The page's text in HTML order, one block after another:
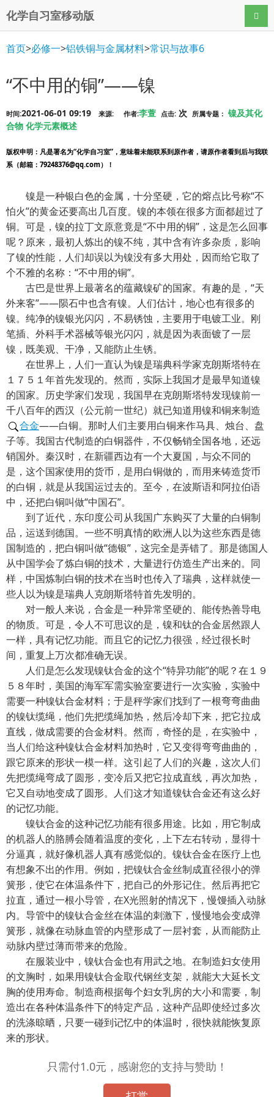
化学自习室移动版 导航
首页>必修一>铝铁铜与金属材料>常识与故事6
“不中用的铜”——镍
时间:2021-06-01 09:19 来源: 作者:李萱 点击: 次 所属专题： 镍及其化
合物 化学元素概述
版权申明 ：凡是署名为“化学自习室”，意味着未能联系到原作者，请原作者看到后与我联
系（邮箱：79248376@qq.com）！
镍是一种银白色的金属，十分坚硬，它的熔点比号称“不
怕火”的黄金还要高出几百度。镍的本领在很多方面都超过了
铜。可是，镍的拉丁文原意竟是“不中用的铜”，这是怎么回事
呢？原来，最初人炼出的镍不纯，其中含有许多杂质，影响
了镍的性能，人们却误以为镍没有多大用处，因而给它取了
个不雅的名称：“不中用的铜”。
古巴是世界上最著名的蕴藏镍矿的国家。有趣的是，“天
外来客”——陨石中也含有镍。人们估计，地心也有很多的
镍。纯净的镍银光闪闪，不易锈蚀，主要用于电镀工业。刚
笔插、外科手术器械等银光闪闪，就是因为表面镀了一层
镍，既美观、干净，又能防止生锈。
在世界上，人们一直认为镍是瑞典科学家克朗斯塔特在
１７５１年首先发现的。然而，实际上我国才是最早知道镍
的国家。历史学家们发现，我国早在克朗斯塔特发现镍前一
千八百年的西汉（公元前一世纪）就已知道用镍和铜来制造
合金——白铜。那时人们主要用白铜来作马具、烛台、盘
子等。我国古代制造的白铜器件，不仅畅销全国各地，还远
销国外。秦汉时，在新疆西边有一个大夏国，与众不同的
是，这个国家使用的货币，是用白铜做的，而用来铸造货币
的白铜，就是从我国运过去的。至今，在波斯语和阿拉伯语
中，还把白铜叫做“中国石”。
到了近代，东印度公司从我国广东购买了大量的白铜制
品，运送到德国。一些不明真情的欧洲人以为这些东西是德
国制造的，把白铜叫做“德银”，这完全是弄错了。那是德国人
从中国学会了炼白铜的技术，大量进行仿造生产出来的。同
样，中国炼制白铜的技术在当时也传入了瑞典，这样就使一
些人以为镍是瑞典人克朗斯塔特首先发明的。
对一般人来说，合金是一种异常坚硬的、能传热善导电
的物质。可是，令人不可思议的是，镍和钛的合金居然跟人
一样，具有记忆功能。而且它的记忆力很强，经过很长时
间，重复上万次都准确无误。
人们是怎么发现镍钛合金的这个“特异功能”的呢？在１９
５８年时，美国的海军军需实验室要进行一次实验，实验中
需要一种镍钛合金材料；于是秤学家们找到了一根弯弯曲曲
的镍钛缆绳，他们先把缆绳加热，然后冷却下来，把它拉成
直线，做成需要的合金材料。然而，奇怪的是，在实验中，
当人们给这种镍钛合金材料加热时，它又变得弯弯曲曲的，
跟它原来的形状一模一样。这引起了人们的兴趣，这次人们
先把缆绳弯成了圆形，变冷后又把它拉成直线，再次加热，
它又自动地变成了圆形。人们这才知道镍钛合金还有这么好
的记忆功能。
镍钛合金的这种记忆功能有很多用途。比如，用它制成
的机器人的胳膊会随着温度的变化，上下左右转动，显得十
分逼真，就好像机器人真有感觉似的。镍钛合金在医疗上也
有想象不出的作用。例如，把镍钛合金丝制成直径很小的弹
簧形，使它在体温条件下，把自己的外形记住。然后再把它
拉直，通过一根小导管，在X光照射的情况下，慢馒插入动脉
内。导管中的镍钛合金丝在体温的刺激下，慢慢地会变成弹
簧形，就像在动脉血管的内壁形成了一层衬套，从而能防止
动脉内壁过薄而带来的危险。
在服装业中，镍钛合金也有用武之地。在制造妇女使用
的文胸时，如果用镍钛合金取代钢丝支架，就能大大延长文
胸的使用寿命。制造商根据每个妇女乳房的大小和需要，制
造出在各种体温条件下的特定产品，这种产品即使经过多次
的洗涤晾晒，只要一碰到记忆中的体温时，很快就能恢复原
来的形状。
只需付1.0元，感谢您的支持与赞助！